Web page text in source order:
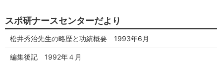
スポ研ナースセンターだより
松井秀治先生の略歴と功績概要 1993年6月
編集後記 1992年４月